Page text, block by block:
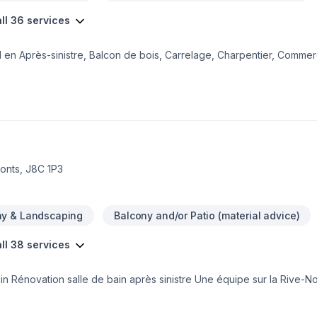
36 services
Après-sinistre, Balcon de bois, Carrelage, Charpentier,
combinant expérience, innovation et
J8C 1P3
& Landscaping Balcony and/or Patio (material advice)
38 services